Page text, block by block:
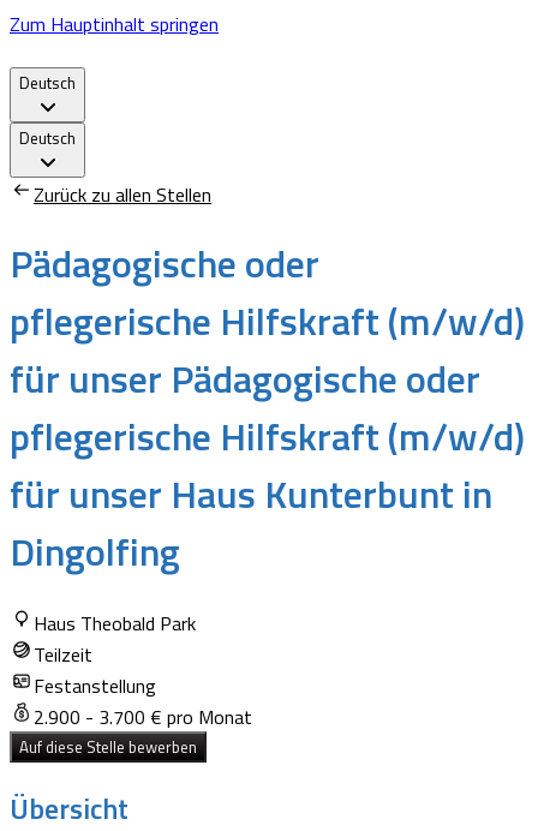
Zum Hauptinhalt springen
Deutsch
Deutsch
Zurück zu allen Stellen
Pädagogische oder
pflegerische Hilfskraft (m/w/d)
für unser Pädagogische oder
pflegerische Hilfskraft (m/w/d)
für unser Haus Kunterbunt in
Dingolfing
Haus Theobald Park
Teilzeit
Festanstellung
2.900 - 3.700 € pro Monat
Auf diese Stelle bewerben
Übersicht